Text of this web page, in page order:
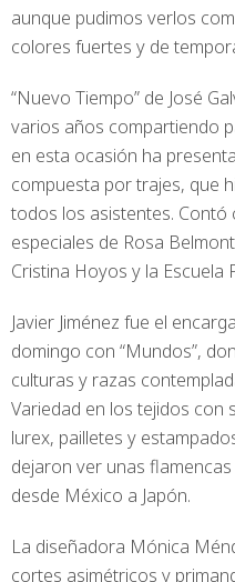
aunque pudimos verlos
colores fuertes y de
“Nuevo Tiempo” de José
varios años compartiendo
en esta ocasión ha
compuesta por trajes, que
todos los asistentes.
especiales de Rosa
Cristina Hoyos y la Escuela
Javier Jiménez fue el
domingo con “Mundos”,
culturas y razas
Variedad en los tejidos con
lurex, pailletes y
dejaron ver unas
desde México a Japón.
La diseñadora Mónica
cortes asimétricos y